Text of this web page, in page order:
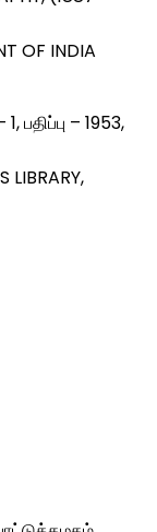
OF INDIA
– 1953,
LIBRARY,